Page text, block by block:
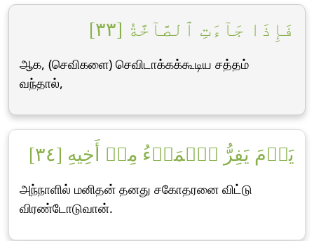
فَإِذَا جَآءَتِ ٱلصَّآخَّةُ [٣٣]
ஆக, (செவிகளை) செவிடாக்கக்கூடிய சத்தம்
வந்தால்,
يَوۡمَ يَفِرُّ ٱلۡمَرۡءُ مِنۡ أَخِيهِ [٣٤]
அந்நாளில் மனிதன் தனது சகோதரனை விட்டு
விரண்டோடுவான்.